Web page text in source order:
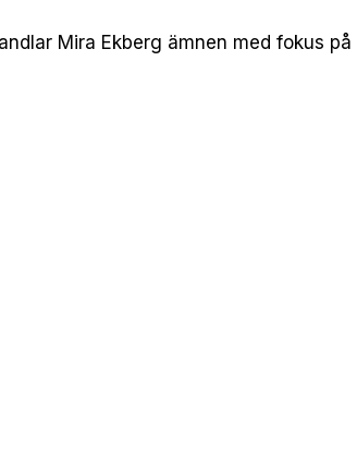
Mira Ekberg ämnen med fokus